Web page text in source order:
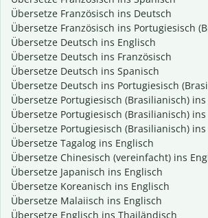
Übersetze Französisch ins Deutsch
Übersetze Französisch ins Portugiesisch
Übersetze Deutsch ins Englisch
Übersetze Deutsch ins Französisch
Übersetze Deutsch ins Spanisch
Übersetze Deutsch ins Portugiesisch
Übersetze Portugiesisch (Brasilianisch) ins
Übersetze Portugiesisch (Brasilianisch) ins
Übersetze Portugiesisch (Brasilianisch)
Übersetze Tagalog ins Englisch
Übersetze Chinesisch (vereinfacht) ins
Übersetze Japanisch ins Englisch
Übersetze Koreanisch ins Englisch
Übersetze Malaiisch ins Englisch
Übersetze Englisch ins Thailändisch